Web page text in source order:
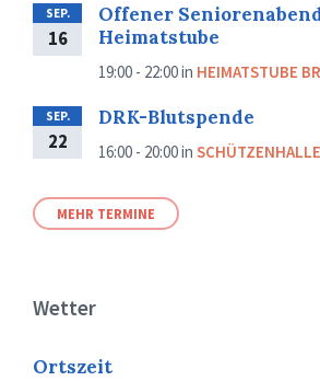
SEP.
16
Offener
Heimatstube
19:00 - 22:00in HEIMATSTUBE
SEP.
22
DRK-Blutspende
16:00 - 20:00in SCHÜTZENHALLE
MEHR TERMINE
Wetter
Ortszeit